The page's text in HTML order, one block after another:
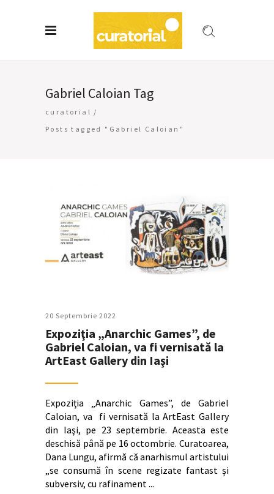
Gabriel Caloian Tag
curatorial /
Posts tagged "Gabriel Caloian"
20 Septembrie 2022
Expoziţia „Anarchic Games”, de
Gabriel Caloian, va fi vernisată la
ArtEast Gallery din Iaşi
Expoziţia „Anarchic Games”, de Gabriel
Caloian, va fi vernisată la ArtEast Gallery
din Iaşi, pe 23 septembrie. Aceasta este
deschisă până pe 16 octombrie. Curatoarea,
Dana Lungu, afirmă că anarhismul artistului
„se consumă în scene regizate fantast și
subversiv, cu rafinament